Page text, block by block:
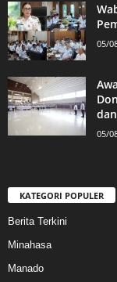
05/
05/
KATEGORI POPULER
Berita Terkini
Minahasa
Manado